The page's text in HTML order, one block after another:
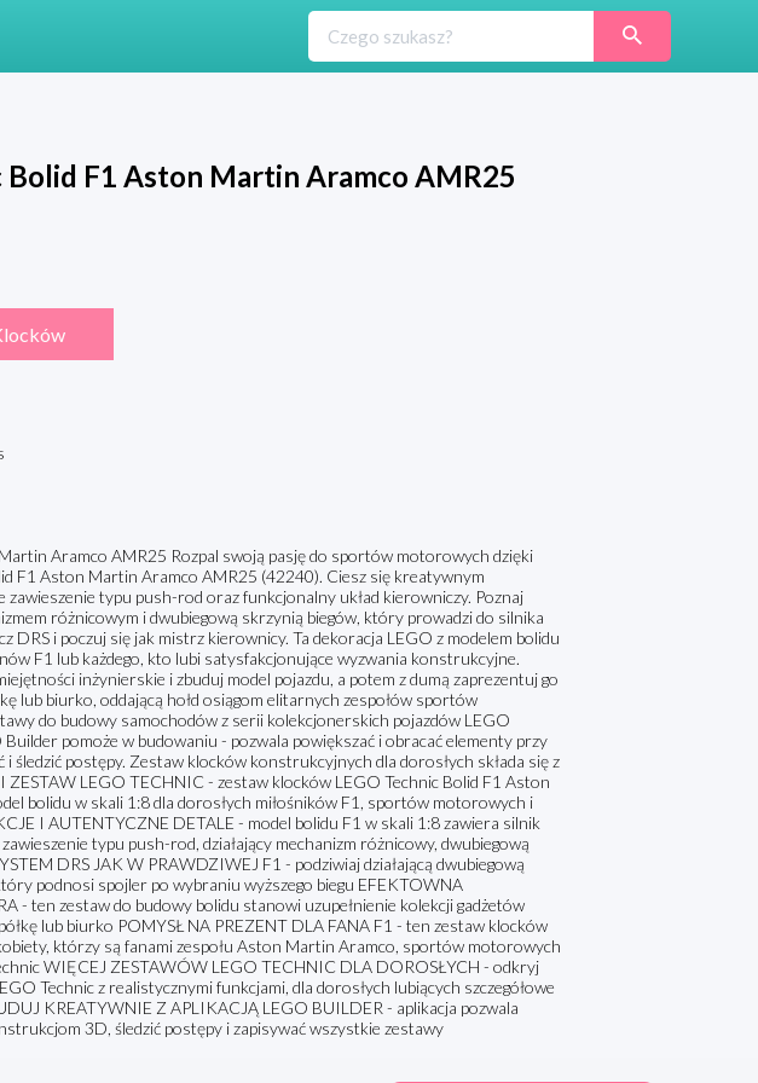
Bolid F1 Aston Martin Aramco AMR25
Aramco AMR25 Rozpal swoją pasję do sportów motorowych dzięki
F1 Aston Martin Aramco AMR25 (42240). Ciesz się kreatywnym
zawieszenie typu push-rod oraz funkcjonalny układ kierowniczy. Poznaj
różnicowym i dwubiegową skrzynią biegów, który prowadzi do silnika
DRS i poczuj się jak mistrz kierownicy. Ta dekoracja LEGO z modelem bolidu
F1 lub każdego, kto lubi satysfakcjonujące wyzwania konstrukcyjne.
inżynierskie i zbuduj model pojazdu, a potem z dumą zaprezentuj go
lub biurko, oddającą hołd osiągom elitarnych zespołów sportów
do budowy samochodów z serii kolekcjonerskich pojazdów LEGO
Builder pomoże w budowaniu - pozwala powiększać i obracać elementy przy
śledzić postępy. Zestaw klocków konstrukcyjnych dla dorosłych składa się z
LEGO TECHNIC - zestaw klocków LEGO Technic Bolid F1 Aston
bolidu w skali 1:8 dla dorosłych miłośników F1, sportów motorowych i
I AUTENTYCZNE DETALE - model bolidu F1 w skali 1:8 zawiera silnik
typu push-rod, działający mechanizm różnicowy, dwubiegową
DRS JAK W PRAWDZIWEJ F1 - podziwiaj działającą dwubiegową
podnosi spojler po wybraniu wyższego biegu EFEKTOWNA
- ten zestaw do budowy bolidu stanowi uzupełnienie kolekcji gadżetów
lub biurko POMYSŁ NA PREZENT DLA FANA F1 - ten zestaw klocków
którzy są fanami zespołu Aston Martin Aramco, sportów motorowych
WIĘCEJ ZESTAWÓW LEGO TECHNIC DLA DOROSŁYCH - odkryj
Technic z realistycznymi funkcjami, dla dorosłych lubiących szczegółowe
KREATYWNIE Z APLIKACJĄ LEGO BUILDER - aplikacja pozwala
3D, śledzić postępy i zapisywać wszystkie zestawy